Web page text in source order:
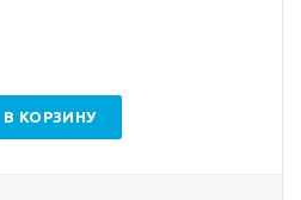
В КОРЗИНУ